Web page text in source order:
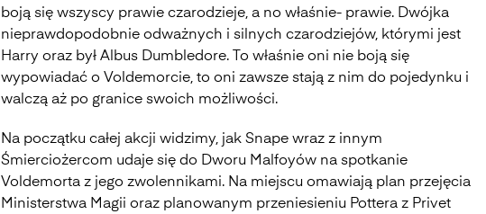
boją się wszyscy prawie czarodzieje, a no właśnie- prawie. Dwójka
nieprawdopodobnie odważnych i silnych czarodziejów, którymi jest
Harry oraz był Albus Dumbledore. To właśnie oni nie boją się
wypowiadać o Voldemorcie, to oni zawsze stają z nim do pojedynku i
walczą aż po granice swoich możliwości.
Na początku całej akcji widzimy, jak Snape wraz z innym
Śmierciożercom udaje się do Dworu Malfoyów na spotkanie
Voldemorta z jego zwolennikami. Na miejscu omawiają plan przejęcia
Ministerstwa Magii oraz planowanym przeniesieniu Pottera z Privet